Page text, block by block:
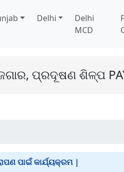
Delhi
Delhi
MCD
ପ୍ରଦୂଷଣ ଶିଳ୍ପ
ପାଇଁ କାର୍ଯ୍ୟକ୍ରମ |